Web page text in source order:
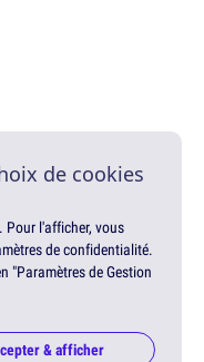
de cookies
Pour l'afficher, vous
de confidentialité.
"Paramètres de Gestion
& afficher